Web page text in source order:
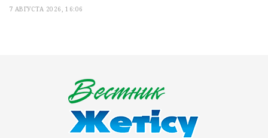
7 АВГУСТА 2026, 16:06